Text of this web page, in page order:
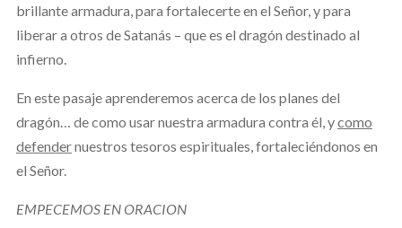
brillante armadura, para fortalecerte en el Señor, y para
liberar a otros de Satanás – que es el dragón destinado al
infierno.
En este pasaje aprenderemos acerca de los planes del
dragón… de como usar nuestra armadura contra él, ycomo
defendernuestros tesoros espirituales, fortaleciéndonos en
el Señor.
EMPECEMOS EN ORACION